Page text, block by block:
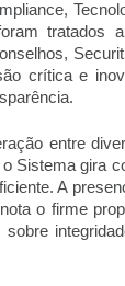
crítica e
entre
Sistema gira
A
o firme